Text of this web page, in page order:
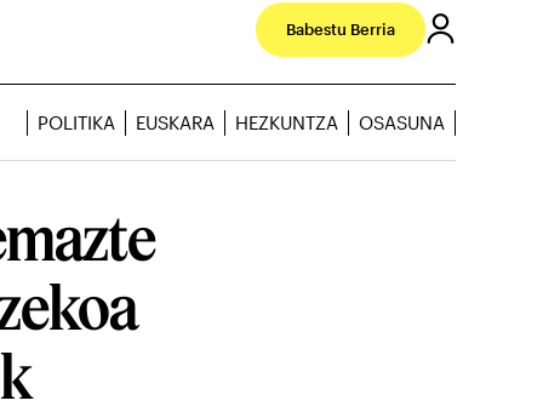
Babestu Berria
POLITIKA EUSKARA HEZKUNTZA OSASUNA